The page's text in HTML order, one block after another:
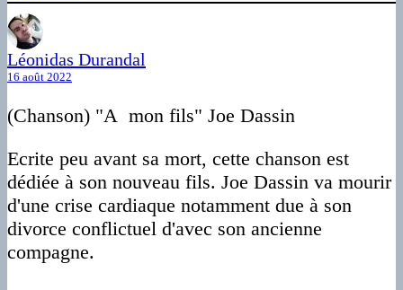
Léonidas Durandal
16 août 2022
(Chanson) "A mon fils" Joe Dassin
Ecrite peu avant sa mort, cette chanson est
dédiée à son nouveau fils. Joe Dassin va mourir
d'une crise cardiaque notamment due à son
divorce conflictuel d'avec son ancienne
compagne.